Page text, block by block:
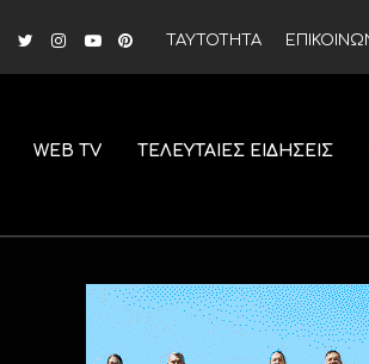
ΤΑΥΤΟΤΗΤΑ
WEB TV ΤΕΛΕΥΤΑΙΕΣ ΕΙΔΗΣΕΙΣ